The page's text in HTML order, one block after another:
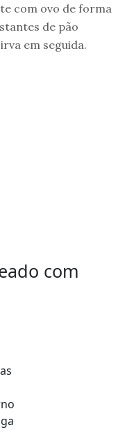
com ovo de forma
de pão
em seguida.
com